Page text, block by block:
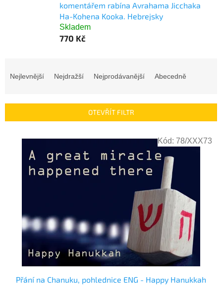
komentářem rabína Avrahama Jicchaka
Ha-Kohena Kooka. Hebrejsky
Skladem
770 Kč
n
Nejlevnější Nejdražší Nejprodávanější Abecedně
OTEVŘÍT FILTR
Přání na Chanuku, pohlednice ENG - Happy Hanukkah
Kód: 78/XXX73